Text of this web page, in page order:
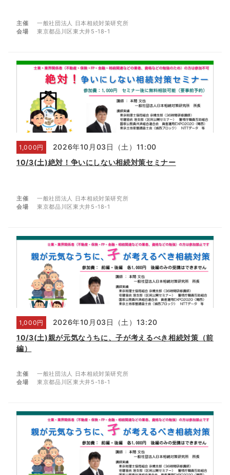
主催
一般社団法人 日本相続対策研究所
会場
東京都品川区東大井5-18-1
1,000円
2026年10月03日（土）11:00
10/3(土)絶対！争いにしない相続対策セミナー
主催
一般社団法人 日本相続対策研究所
会場
東京都品川区東大井5-18-1
1,000円
2026年10月03日（土）13:20
10/3(土)親が元気なうちに、子が考えるべき相続対策（前
編）
主催
一般社団法人 日本相続対策研究所
会場
東京都品川区東大井5-18-1